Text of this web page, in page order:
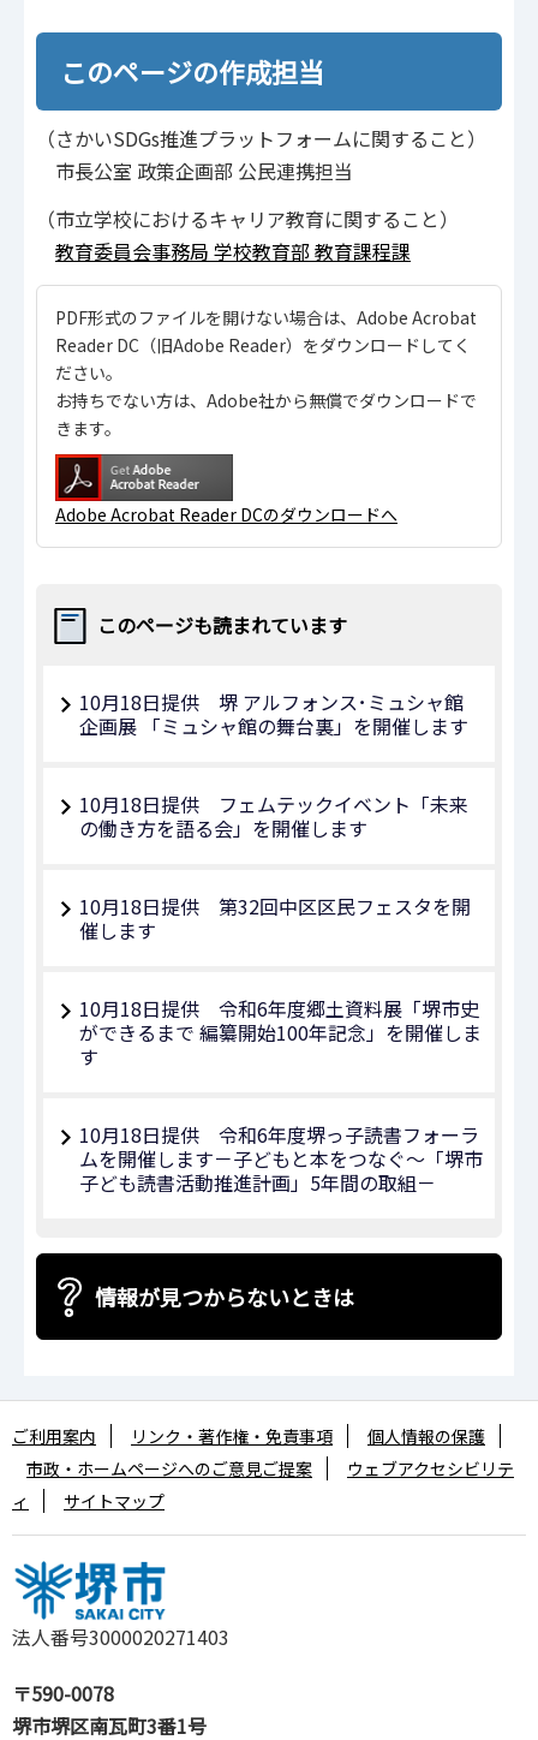
このページの作成担当
（さかいSDGs推進プラットフォームに関すること）
市長公室 政策企画部 公民連携担当
（市立学校におけるキャリア教育に関すること）
教育委員会事務局 学校教育部 教育課程課
PDF形式のファイルを開けない場合は、Adobe Acrobat
Reader DC（旧Adobe Reader）をダウンロードしてく
ださい。
お持ちでない方は、Adobe社から無償でダウンロードで
きます。
Adobe Acrobat Reader DCのダウンロードへ
このページも読まれています
10月18日提供 堺 アルフォンス･ミュシャ館
企画展 「ミュシャ館の舞台裏」を開催します
10月18日提供 フェムテックイベント「未来
の働き方を語る会」を開催します
10月18日提供 第32回中区区民フェスタを開
催します
10月18日提供 令和6年度郷土資料展「堺市史
ができるまで 編纂開始100年記念」を開催しま
す
10月18日提供 令和6年度堺っ子読書フォーラ
ムを開催します－子どもと本をつなぐ～「堺市
子ども読書活動推進計画」5年間の取組－
情報が見つからないときは
法人番号3000020271403
〒590-0078
堺市堺区南瓦町3番1号
ご利用案内 リンク・著作権・免責事項
個人情報の保護
市政・ホームページへのご意見ご提案
ウェブアクセシビリテ
ィ
サイトマップ